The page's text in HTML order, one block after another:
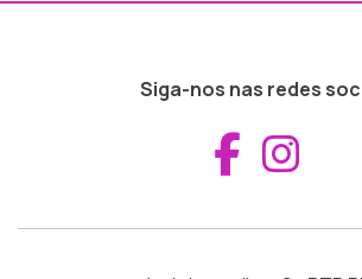
Siga-nos nas redes